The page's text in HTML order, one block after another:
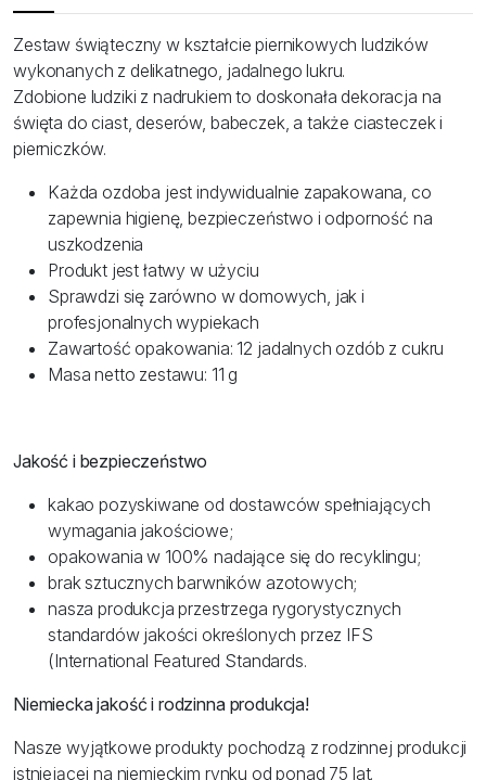
Zestaw świąteczny w kształcie piernikowych ludzików
wykonanych z delikatnego, jadalnego lukru.
Zdobione ludziki z nadrukiem to doskonała dekoracja na
święta do ciast, deserów, babeczek, a także ciasteczek i
pierniczków.
Każda ozdoba jest indywidualnie zapakowana, co
zapewnia higienę, bezpieczeństwo i odporność na
uszkodzenia
Produkt jest łatwy w użyciu
Sprawdzi się zarówno w domowych, jak i
profesjonalnych wypiekach
Zawartość opakowania: 12 jadalnych ozdób z cukru
Masa netto zestawu: 11 g
Jakość i bezpieczeństwo
kakao pozyskiwane od dostawców spełniających
wymagania jakościowe;
opakowania w 100% nadające się do recyklingu;
brak sztucznych barwników azotowych;
nasza produkcja przestrzega rygorystycznych
standardów jakości określonych przez IFS
(International Featured Standards.
Niemiecka jakość i rodzinna produkcja!
Nasze wyjątkowe produkty pochodzą z rodzinnej produkcji
istniejącej na niemieckim rynku od ponad 75 lat.